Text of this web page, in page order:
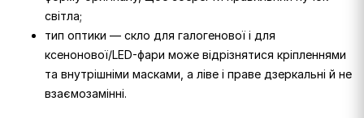
світла;
тип оптики — скло для галогенової і для
ксенонової/LED-фари може відрізнятися кріпленнями
та внутрішніми масками, а ліве і праве дзеркальні й не
взаємозамінні.